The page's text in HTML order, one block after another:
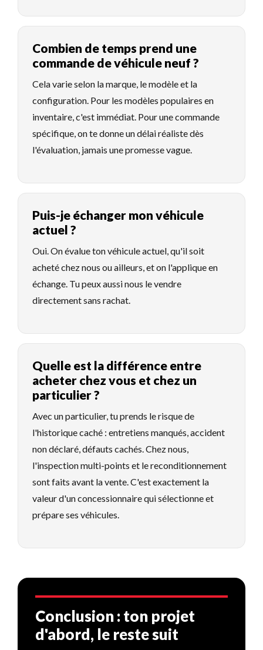
Combien de temps prend une
commande de véhicule neuf ?
Cela varie selon la marque, le modèle et la
configuration. Pour les modèles populaires en
inventaire, c'est immédiat. Pour une commande
spécifique, on te donne un délai réaliste dès
l'évaluation, jamais une promesse vague.
Puis-je échanger mon véhicule
actuel ?
Oui. On évalue ton véhicule actuel, qu'il soit
acheté chez nous ou ailleurs, et on l'applique en
échange. Tu peux aussi nous le vendre
directement sans rachat.
Quelle est la différence entre
acheter chez vous et chez un
particulier ?
Avec un particulier, tu prends le risque de
l'historique caché : entretiens manqués, accident
non déclaré, défauts cachés. Chez nous,
l'inspection multi-points et le reconditionnement
sont faits avant la vente. C'est exactement la
valeur d'un concessionnaire qui sélectionne et
prépare ses véhicules.
Conclusion : ton projet
d'abord, le reste suit